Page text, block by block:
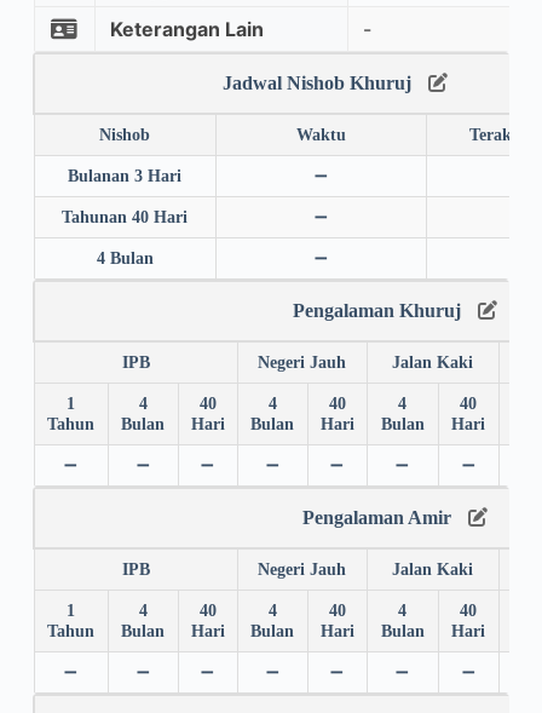
Keterangan Lain -
Jadwal Nishob Khuruj
Nishob Waktu Terakhir
Bulanan 3 Hari ➖
Tahunan 40 Hari ➖
4 Bulan ➖
Pengalaman Khuruj
IPB Negeri Jauh Jalan Kaki
1
Tahun
4
Bulan
40
Hari
4
Bulan
40
Hari
4
Bulan
40
Hari
➖ ➖ ➖ ➖ ➖ ➖ ➖
Pengalaman Amir
IPB Negeri Jauh Jalan Kaki
1
Tahun
4
Bulan
40
Hari
4
Bulan
40
Hari
4
Bulan
40
Hari
➖ ➖ ➖ ➖ ➖ ➖ ➖